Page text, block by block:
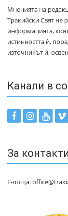
Мненията на
Тракийски Свят не
информацията,
истинността ѝ,
източникът ѝ,
Канали в
За контакти
Е-поща: